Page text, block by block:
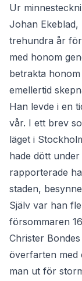
Ur
Johan
trehundra år
med honom
betrakta
emellertid
Han levde i en
vår. I ett brev
läget i
hade dött
rapporterade
staden,
Själv var han
försommaren
Christer
överfarten med
man ut för